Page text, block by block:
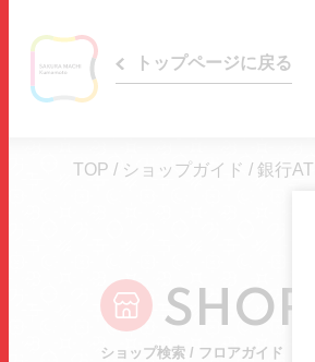
トップページに戻る
TOP / ショップガイド /銀行
SHOP
ショップ検索 / フロアガイド